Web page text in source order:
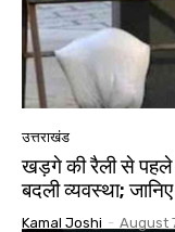
उत्तराखंड
खड़गे की रैली से पहले
बदली व्यवस्था;
Kamal Joshi - August